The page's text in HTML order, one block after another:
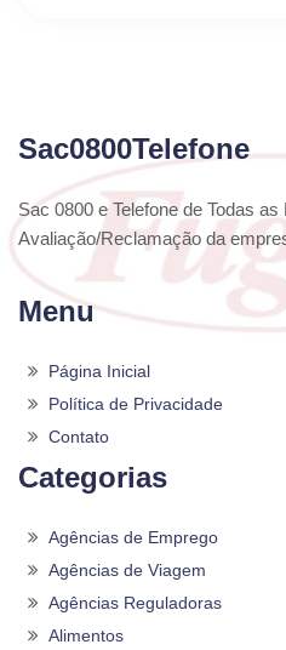
Sac0800Telefone
Sac 0800 e Telefone de Todas
Avaliação/Reclamação da
Menu
Página Inicial
Política de Privacidade
Contato
Categorias
Agências de Emprego
Agências de Viagem
Agências Reguladoras
Alimentos